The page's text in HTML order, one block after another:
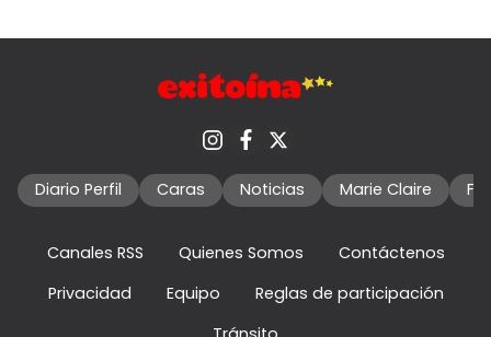
Diario Perfil Caras Noticias Marie Claire
Canales RSS Quienes Somos
Contáctenos
Privacidad
Equipo
Reglas de participación